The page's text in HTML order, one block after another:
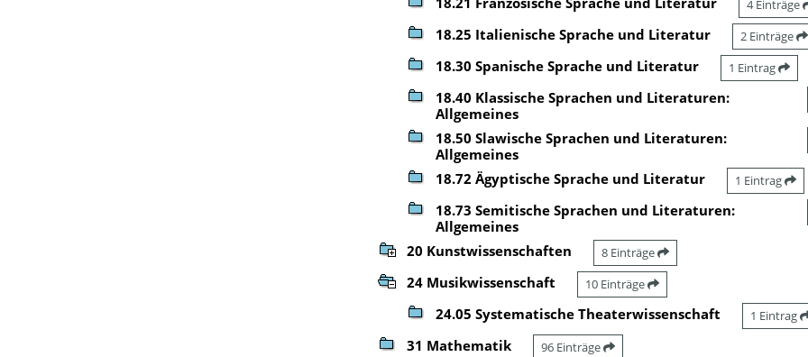
4 Einträge
18.25 Italienische Sprache und Literatur 2 Einträge
18.30 Spanische Sprache und Literatur 1 Eintrag
18.40 Klassische Sprachen und Literaturen:
Allgemeines
18.50 Slawische Sprachen und Literaturen:
Allgemeines
18.72 Ägyptische Sprache und Literatur 1 Eintrag
18.73 Semitische Sprachen und Literaturen:
Allgemeines
20 Kunstwissenschaften 8 Einträge
24 Musikwissenschaft 10 Einträge
24.05 Systematische Theaterwissenschaft 1 Eintrag
31 Mathematik 96 Einträge